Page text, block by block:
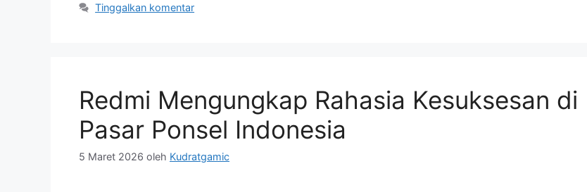
Tinggalkan komentar
Redmi Mengungkap Rahasia Kesuksesan di
Pasar Ponsel Indonesia
5 Maret 2026 oleh Kudratgamic